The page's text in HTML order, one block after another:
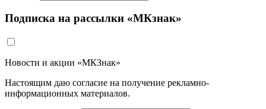
Подписка на рассылки «МКзнак»
Новости и акции «МКЗнак»
Настоящим даю согласие на получение рекламно-
информационных материалов.